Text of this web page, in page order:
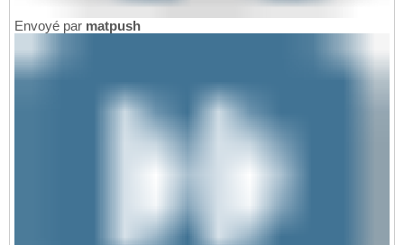
Envoyé par matpush